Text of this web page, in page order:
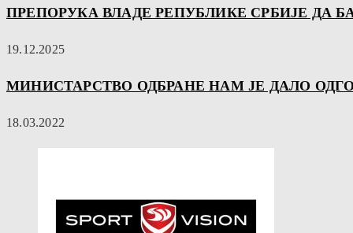
ПРЕПОРУКА ВЛАДЕ РЕПУБЛИКЕ СРБИЈЕ ДА
19.12.2025
МИНИСТАРСТВО ОДБРАНЕ НАМ ЈЕ ДАЛО
18.03.2022